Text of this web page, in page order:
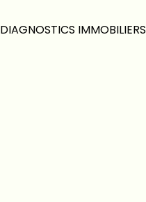
DIAGNOSTICS IMMOBILIERS